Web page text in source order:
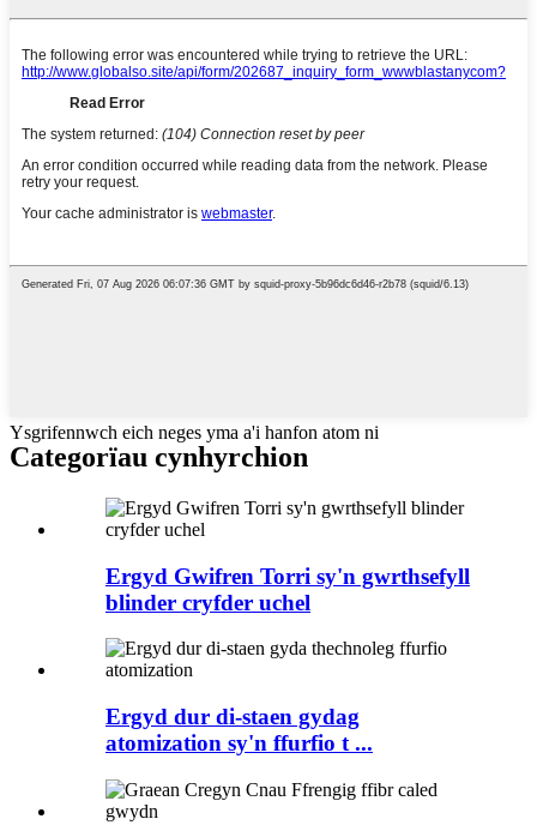
Ysgrifennwch eich neges yma a'i hanfon atom ni
Categorïau cynhyrchion
Ergyd Gwifren Torri sy'n gwrthsefyll
blinder cryfder uchel
Ergyd dur di-staen gydag
atomization sy'n ffurfio t ...